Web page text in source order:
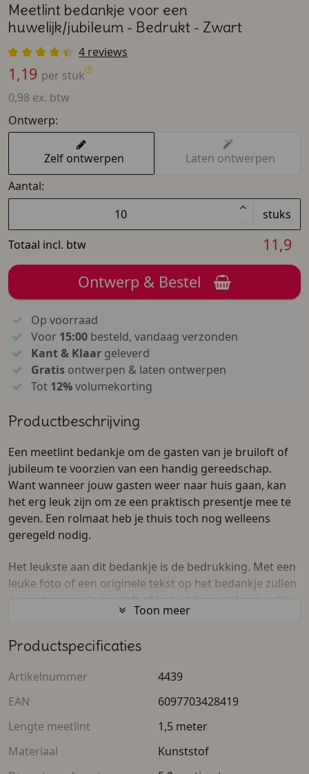
Meetlint bedankje voor een
huwelijk/jubileum - Bedrukt - Zwart
4 reviews
1,19 per stuk
0,98 ex. btw
Ontwerp:
Zelf ontwerpen
Laten ontwerpen
Aantal:
stuks
Totaal incl. btw
11,9
Ontwerp & Bestel
Op voorraad
Voor 15:00besteld, vandaag verzonden
Kant & Klaargeleverd
Gratisontwerpen & laten ontwerpen
Tot 12%volumekorting
Productbeschrijving
Een meetlint bedankje om de gasten van je bruiloft of
jubileum te voorzien van een handig gereedschap.
Want wanneer jouw gasten weer naar huis gaan, kan
het erg leuk zijn om ze een praktisch presentje mee te
geven. Een rolmaat heb je thuis toch nog welleens
geregeld nodig.
Het leukste aan dit bedankje is de bedrukking. Met een
leuke foto of een originele tekst op het bedankje zullen
de gasten van de bruiloft of het jubileum (of natuurlijk
een ander feest of evenement), jouw top feest niet
bedankje door deze sticker zelf te ontwerpen of te
laten ontwerpen door ons.
De rolmaat is beschikbaar in het zwart en wit. Verder is
het goed om te weten dat het meetlint anderhalve
Toon meer
Productspecificaties
Artikelnummer
4439
EAN
6097703428419
Lengte meetlint
1,5 meter
Materiaal
Kunststof